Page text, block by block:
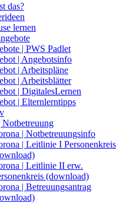
das?
lernen
| PWS Padlet
| Angebotsinfo
| Arbeitspläne
| Arbeitsblätter
| DigitalesLernen
| Elternlerntipps
Notbetreuung
| Notbetreuungsinfo
| Leitlinie I Personenkreis
| Leitlinie II erw.
(download)
| Betreuungsantrag